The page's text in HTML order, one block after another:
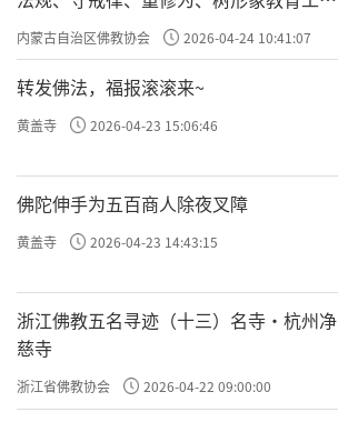
专题学习会
内蒙古自治区佛教协会 2026-04-24 10:41:07
转发佛法，福报滚滚来~
黄盖寺 2026-04-23 15:06:46
佛陀伸手为五百商人除夜叉障
黄盖寺 2026-04-23 14:43:15
浙江佛教五名寻迹（十三）名寺·杭州净
慈寺
浙江省佛教协会 2026-04-22 09:00:00